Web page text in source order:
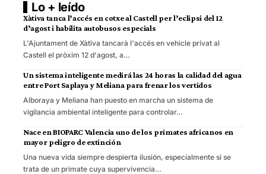
Lo + leído
Xàtiva tanca l’accés en cotxe al Castell per l’eclipsi del 12
d’agost i habilita autobusos especials
L'Ajuntament de Xàtiva tancarà l'accés en vehicle privat al
Castell el pròxim 12 d'agost, a…
Un sistema inteligente medirá las 24 horas la calidad del agua
entre Port Saplaya y Meliana para frenar los vertidos
Alboraya y Meliana han puesto en marcha un sistema de
vigilancia ambiental inteligente para controlar…
Nace en BIOPARC Valencia uno de los primates africanos en
mayor peligro de extinción
Una nueva vida siempre despierta ilusión, especialmente si se
trata de un primate cuya supervivencia…